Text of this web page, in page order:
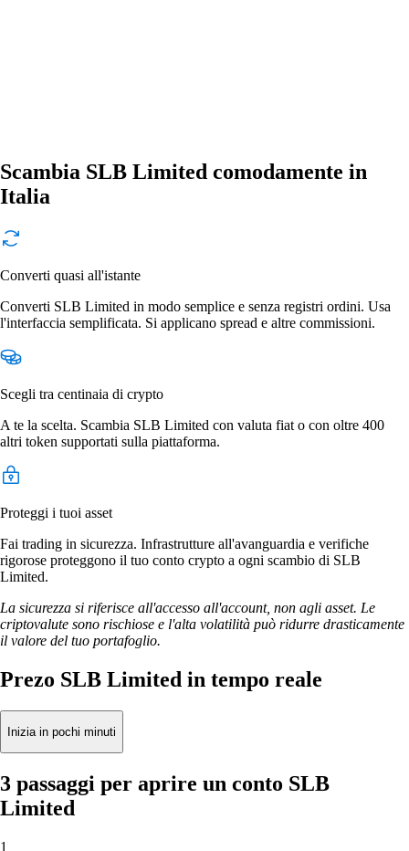
Scambia SLB Limited comodamente in
Italia
Converti quasi all'istante
Converti SLB Limited in modo semplice e senza registri ordini. Usa
l'interfaccia semplificata. Si applicano spread e altre commissioni.
Scegli tra centinaia di crypto
A te la scelta. Scambia SLB Limited con valuta fiat o con oltre 400
altri token supportati sulla piattaforma.
Proteggi i tuoi asset
Fai trading in sicurezza. Infrastrutture all'avanguardia e verifiche
rigorose proteggono il tuo conto crypto a ogni scambio di SLB
Limited.
La sicurezza si riferisce all'accesso all'account, non agli asset. Le
criptovalute sono rischiose e l'alta volatilità può ridurre drasticamente
il valore del tuo portafoglio.
Prezo SLB Limited in tempo reale
Inizia in pochi minuti
3 passaggi per aprire un conto SLB
Limited
1